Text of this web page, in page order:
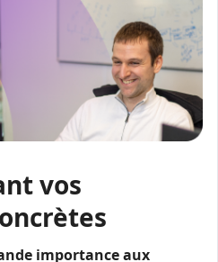
vos
importance aux